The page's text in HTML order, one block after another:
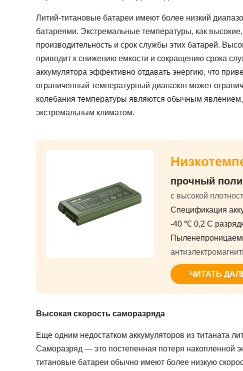
Литий-титановые батареи имеют более низкий
батареями. Экстремальные температуры, как
производительность и срок службы этих батарей.
приводит к снижению емкости и сокращению срока
аккумулятора эффективно отдавать энергию, что
ограниченный температурный диапазон может
колебания температуры являются обычным
экстремальным климатом.
прочный
с высокой
Спецификация
-40 ℃ 0,2 C
ЧИТАТЬ
Высокая скорость саморазряда
Еще одним недостатком аккумуляторов из титаната
Саморазряд — это постепенная потеря накопленной
титановые батареи обычно имеют более низкую